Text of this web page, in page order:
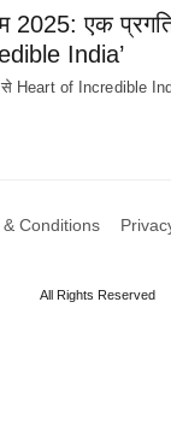
2025: एक
India’
से Heart of Incredible
& Conditions
All Rights Reserved